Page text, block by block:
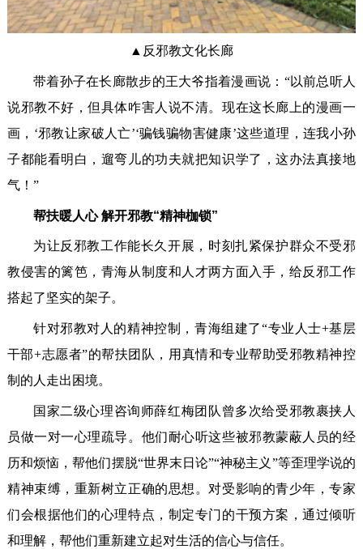
▲反邪教文化长廊
带着孙子在长廊散步的王大爷指着漫画说：“以前总听人
说邪教不好，但具体咋害人说不清。现在这长廊上的漫画一
画，‘邪教让家破人亡’‘骗钱骗物害健康’这些道理，连我小孙
子都能看明白，遛弯儿的功夫就把知识学了，这办法真接地
气！”
帮扶暖人心 解开邪教“精神枷锁”
为让反邪教工作能长久开展，时刻扎紧保护群众不受邪
教侵害的篱笆，青海从制度和人才两方面入手，给反邪工作
搭起了坚实的架子。
针对邪教对人的精神控制，青海组建了“专业人士+基层
干部+志愿者”的帮扶团队，用真情和专业帮助受邪教精神控
制的人走出困境。
国家二级心理咨询师薛红梅团队曾多次给受邪教裹挟人
员做一对一心理疏导。他们耐心听这些被邪教蒙蔽人员的经
历和烦恼，帮他们摆脱“世界末日论”“神秘主义”等歪理学说的
精神束缚，重新树立正确的思想。对受影响的青少年，专家
们会根据他们的心理特点，制定专门的干预方案，通过倾听
和理解，帮他们重新建立起对生活的信心与信任。